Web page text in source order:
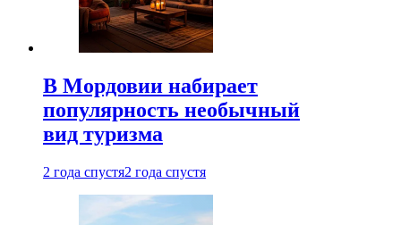
В Мордовии набирает
популярность необычный
вид туризма
2 года спустя2 года спустя